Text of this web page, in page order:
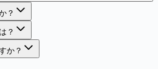
？
？
か？